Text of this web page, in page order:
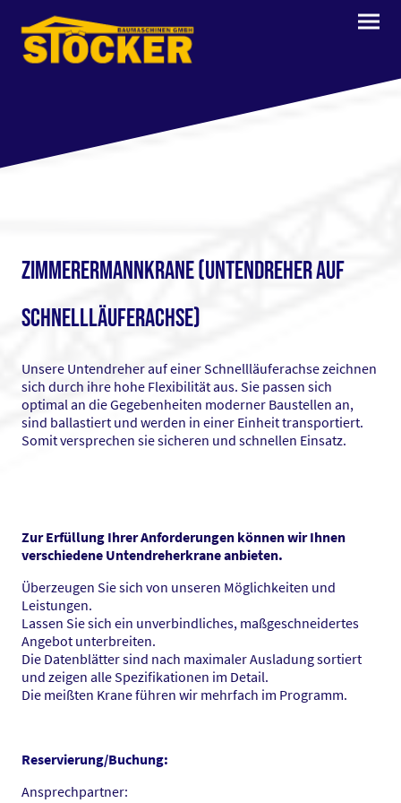
Zimmerermannkrane (Untendreher auf
Schnellläuferachse)
Unsere Untendreher auf einer Schnellläuferachse zeichnen
sich durch ihre hohe Flexibilität aus. Sie passen sich
optimal an die Gegebenheiten moderner Baustellen an,
sind ballastiert und werden in einer Einheit transportiert.
Somit versprechen sie sicheren und schnellen Einsatz.
Zur Erfüllung Ihrer Anforderungen können wir Ihnen
verschiedene Untendreherkrane anbieten.
Überzeugen Sie sich von unseren Möglichkeiten und
Leistungen.
Lassen Sie sich ein unverbindliches, maßgeschneidertes
Angebot unterbreiten.
Die Datenblätter sind nach maximaler Ausladung sortiert
und zeigen alle Spezifikationen im Detail.
Die meißten Krane führen wir mehrfach im Programm.
Reservierung/Buchung:
Ansprechpartner: